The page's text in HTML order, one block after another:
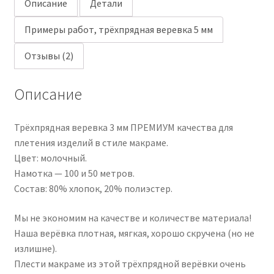
Описание Детали
Примеры работ, трёхпрядная веревка 5 мм
Отзывы (2)
Описание
Трёхпрядная веревка 3 мм ПРЕМИУМ качества для
плетения изделий в стиле макраме.
Цвет: молочный.
Намотка — 100 и 50 метров.
Состав: 80% хлопок, 20% полиэстер.
Мы не экономим на качестве и количестве материала!
Наша верёвка плотная, мягкая, хорошо скручена (но не
излишне).
Плести макраме из этой трёхпрядной верёвки очень